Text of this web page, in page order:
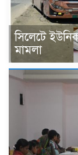
সিলেটে
মামলা